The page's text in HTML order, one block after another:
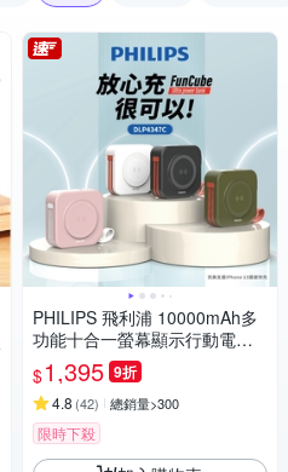
PHILIPS 飛利浦 10000mAh多
功能十合一螢幕顯示行動電源
DLP4347C
$1,395 9折
4.8 (42) 總銷量>300
限時下殺